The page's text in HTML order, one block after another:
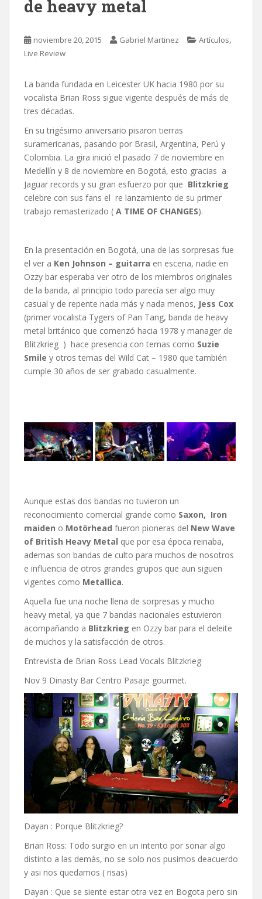
de heavy metal
noviembre 20, 2015 Gabriel Martinez Artículos,
Live Review
La banda fundada en Leicester UK hacia 1980 por su
vocalista Brian Ross sigue vigente después de más de
tres décadas.
En su trigésimo aniversario pisaron tierras
suramericanas, pasando por Brasil, Argentina, Perú y
Colombia. La gira inició el pasado 7 de noviembre en
Medellín y 8 de noviembre en Bogotá, esto gracias a
Jaguar records y su gran esfuerzo por que Blitzkrieg
celebre con sus fans el re lanzamiento de su primer
trabajo remasterizado ( A TIME OF CHANGES).
En la presentación en Bogotá, una de las sorpresas fue
el ver a Ken Johnson – guitarra en escena, nadie en
Ozzy bar esperaba ver otro de los miembros originales
de la banda, al principio todo parecía ser algo muy
casual y de repente nada más y nada menos, Jess Cox
(primer vocalista Tygers of Pan Tang, banda de heavy
metal británico que comenzó hacia 1978 y manager de
Blitzkrieg ) hace presencia con temas como Suzie
Smile y otros temas del Wild Cat – 1980 que también
cumple 30 años de ser grabado casualmente.
Aunque estas dos bandas no tuvieron un
reconocimiento comercial grande como Saxon, Iron
maiden o Motörhead fueron pioneras del New Wave
of British Heavy Metal que por esa época reinaba,
ademas son bandas de culto para muchos de nosotros
e influencia de otros grandes grupos que aun siguen
vigentes como Metallica.
Aquella fue una noche llena de sorpresas y mucho
heavy metal, ya que 7 bandas nacionales estuvieron
acompañando a Blitzkrieg en Ozzy bar para el deleite
de muchos y la satisfacción de otros.
Entrevista de Brian Ross Lead Vocals Blitzkrieg
Nov 9 Dinasty Bar Centro Pasaje gourmet.
Dayan : Porque Blitzkrieg?
Brian Ross: Todo surgio en un intento por sonar algo
distinto a las demás, no se solo nos pusimos deacuerdo
y asi nos quedamos ( risas)
Dayan : Que se siente estar otra vez en Bogota pero sin